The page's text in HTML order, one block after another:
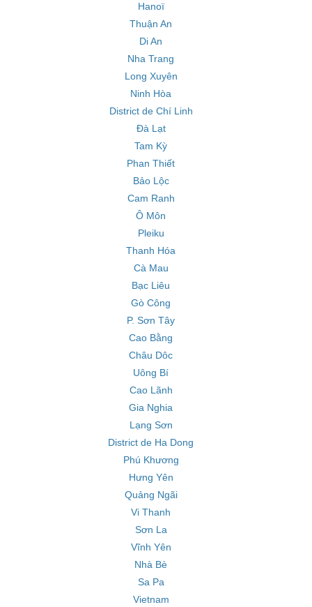
Hanoï
Thuận An
Di An
Nha Trang
Long Xuyên
Ninh Hòa
District de Chí Linh
Đà Lạt
Tam Kỳ
Phan Thiết
Bảo Lộc
Cam Ranh
Ô Môn
Pleiku
Thanh Hóa
Cà Mau
Bạc Liêu
Gò Công
P. Sơn Tây
Cao Bằng
Châu Dôc
Uông Bí
Cao Lãnh
Gia Nghia
Lạng Sơn
District de Ha Dong
Phú Khương
Hưng Yên
Quảng Ngãi
Vi Thanh
Sơn La
Vĩnh Yên
Nhà Bè
Sa Pa
Vietnam